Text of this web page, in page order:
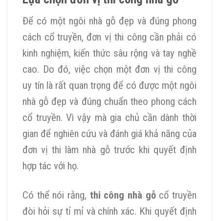
Để có một ngôi nhà gỗ đẹp và đúng phong
cách cổ truyền, đơn vị thi công cần phải có
kinh nghiệm, kiến thức sâu rộng và tay nghề
cao. Do đó, việc chọn một đơn vị thi công
uy tín là rất quan trọng để có được một ngôi
nhà gỗ đẹp và đúng chuẩn theo phong cách
cổ truyền. Vì vậy mà gia chủ cần dành thời
gian để nghiên cứu và đánh giá khả năng của
đơn vị thi làm nhà gỗ trước khi quyết định
hợp tác với họ.
Có thể nói rằng, thi công nhà gỗcổ truyền
đòi hỏi sự tỉ mỉ và chính xác. Khi quyết định